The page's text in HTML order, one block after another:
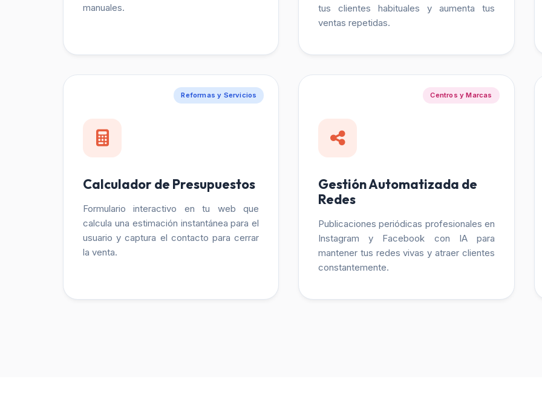
manuales.
tus clientes habituales y aumenta tus
ventas repetidas.
Reformas y Servicios
Calculador de Presupuestos
Formulario interactivo en tu web que
calcula una estimación instantánea para el
usuario y captura el contacto para cerrar
la venta.
Centros y Marcas
Gestión Automatizada de
Redes
Publicaciones periódicas profesionales en
Instagram y Facebook con IA para
mantener tus redes vivas y atraer clientes
constantemente.